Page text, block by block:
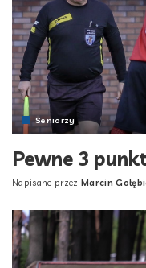
Seniorzy
Pewne 3
Posted
Napisane przez Marcin